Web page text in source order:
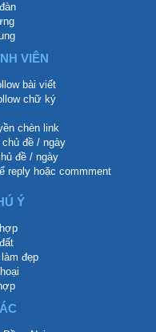
VIÊN
bài viết
chữ ký
chèn link
đề / ngày
đề / ngày
reply hoặc commment
Ý
đẹp